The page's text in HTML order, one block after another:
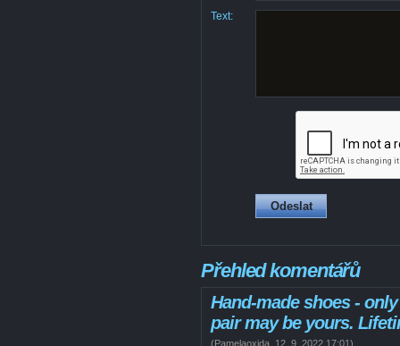
Text:
Přehled komentářů
Hand-made shoes -
pair may be yours.
(Pamelaoxida 12. 9. 2022 17:01)